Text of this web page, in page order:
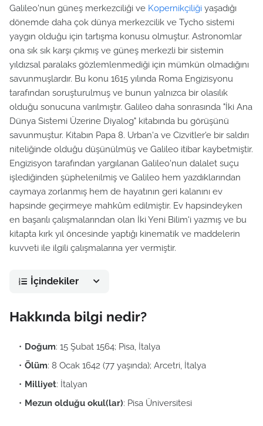
Galileo'nun güneş merkezciliği ve Kopernikçiliği yaşadığı
dönemde daha çok dünya merkezcilik ve Tycho sistemi
yaygın olduğu için tartışma konusu olmuştur. Astronomlar
ona sık sık karşı çıkmış ve güneş merkezli bir sistemin
yıldızsal paralaks gözlemlenmediği için mümkün olmadığını
savunmuşlardır. Bu konu 1615 yılında Roma Engizisyonu
tarafından soruşturulmuş ve bunun yalnızca bir olasılık
olduğu sonucuna varılmıştır. Galileo daha sonrasında "İki Ana
Dünya Sistemi Üzerine Diyalog" kitabında bu görüşünü
savunmuştur. Kitabın Papa 8. Urban'a ve Cizvitler'e bir saldırı
niteliğinde olduğu düşünülmüş ve Galileo itibar kaybetmiştir.
Engizisyon tarafından yargılanan Galileo'nun dalalet suçu
işlediğinden şüphelenilmiş ve Galileo hem yazdıklarından
caymaya zorlanmış hem de hayatının geri kalanını ev
hapsinde geçirmeye mahkûm edilmiştir. Ev hapsindeyken
en başarılı çalışmalarından olan İki Yeni Bilim'i yazmış ve bu
kitapta kırk yıl öncesinde yaptığı kinematik ve maddelerin
kuvveti ile ilgili çalışmalarına yer vermiştir.
İçindekiler
Hakkında bilgi nedir?
Doğum: 15 Şubat 1564; Pisa, İtalya
Ölüm: 8 Ocak 1642 (77 yaşında); Arcetri, İtalya
Milliyet: İtalyan
Mezun olduğu okul(lar): Pisa Üniversitesi